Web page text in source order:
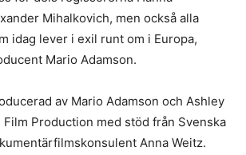
Mihalkovich, men också alla
idag lever i exil runt om i Europa,
Mario Adamson.
av Mario Adamson och Ashley
Film Production med stöd från Svenska
Anna Weitz.